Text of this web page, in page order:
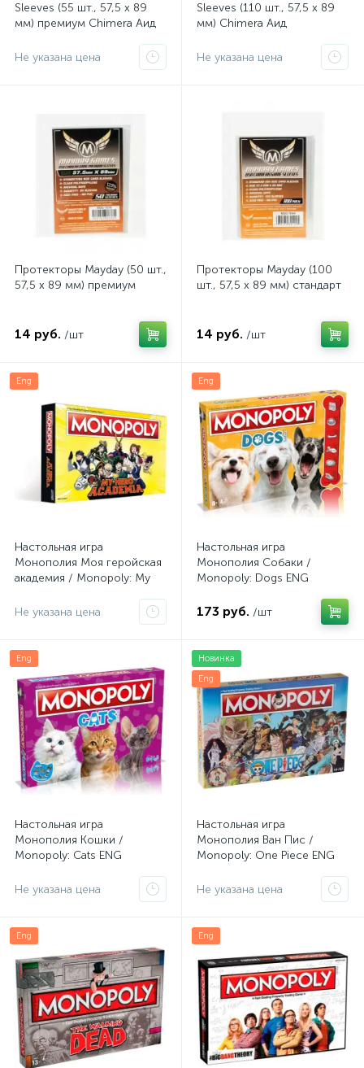
Sleeves (55 шт., 57,5 x 89
мм) премиум Chimera Аид
Не указана цена
Sleeves (110 шт., 57,5 x 89
мм) Chimera Аид
Не указана цена
Протекторы Mayday (50 шт.,
57,5 x 89 мм) премиум
14 руб. /шт
Протекторы Mayday (100
шт., 57,5 x 89 мм) стандарт
14 руб. /шт
Eng
Настольная игра
Монополия Моя геройская
академия / Monopoly: My
Не указана цена
Eng
Настольная игра
Монополия Собаки /
Monopoly: Dogs ENG
173 руб. /шт
Eng
Настольная игра
Монополия Кошки /
Monopoly: Cats ENG
Не указана цена
Новинка
Eng
Настольная игра
Монополия Ван Пис /
Monopoly: One Piece ENG
Не указана цена
Eng Eng